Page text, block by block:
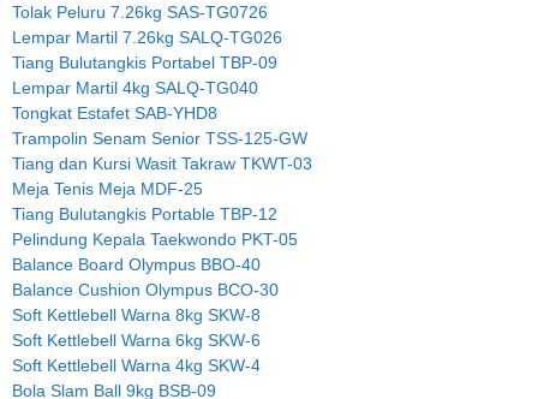
Tolak Peluru 7.26kg SAS-TG0726
Lempar Martil 7.26kg SALQ-TG026
Tiang Bulutangkis Portabel TBP-09
Lempar Martil 4kg SALQ-TG040
Tongkat Estafet SAB-YHD8
Trampolin Senam Senior TSS-125-GW
Tiang dan Kursi Wasit Takraw TKWT-03
Meja Tenis Meja MDF-25
Tiang Bulutangkis Portable TBP-12
Pelindung Kepala Taekwondo PKT-05
Balance Board Olympus BBO-40
Balance Cushion Olympus BCO-30
Soft Kettlebell Warna 8kg SKW-8
Soft Kettlebell Warna 6kg SKW-6
Soft Kettlebell Warna 4kg SKW-4
Bola Slam Ball 9kg BSB-09